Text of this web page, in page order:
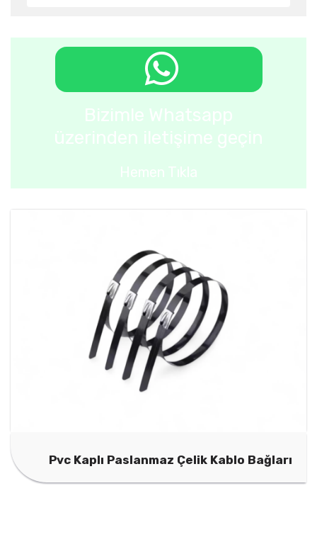
Bizimle Whatsapp
üzerinden iletişime geçin
Hemen Tıkla
Pvc Kaplı Paslanmaz Çelik Kablo Bağları